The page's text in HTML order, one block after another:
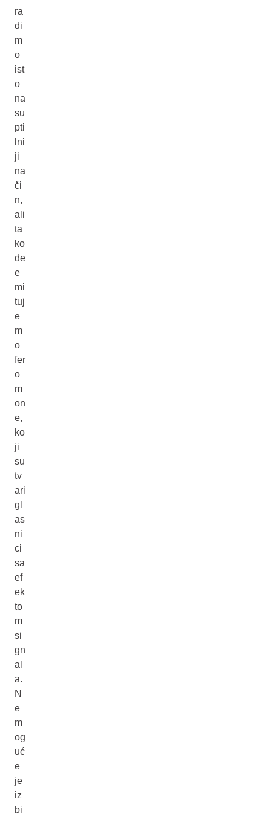
ra
di
m
o
ist
o
na
su
pti
lni
ji
na
či
n,
ali
ta
ko
đe
e
mi
tuj
e
m
o
fer
o
m
on
e,
ko
ji
su
tv
ari
gl
as
ni
ci
sa
ef
ek
to
m
si
gn
al
a.
N
e
m
og
uć
e
je
iz
bj